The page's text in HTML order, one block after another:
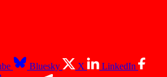
Bluesky X
LinkedIn